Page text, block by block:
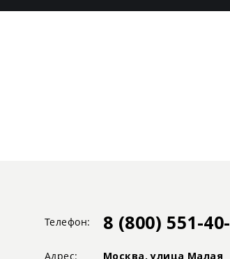
Телефон: 8 (800) 551-
Адрес: Москва, улица Малая